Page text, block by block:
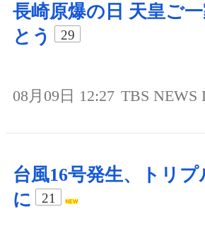
長崎原爆の日 天皇ご
とう
29
08月09日 12:27 TBS NEWS
台風16号発生、トリプ
に
21